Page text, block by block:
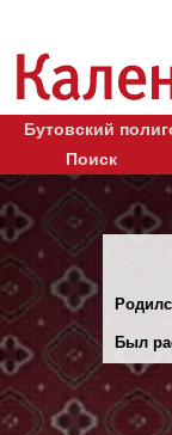
Бутовский
Поиск
Был